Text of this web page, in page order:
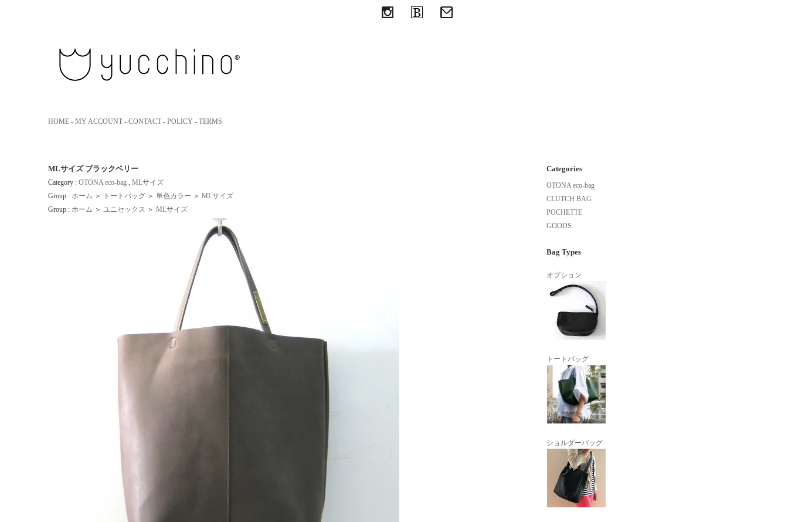
HOME - MY ACCOUNT - CONTACT - POLICY - TERMS
MLサイズ ブラックベリー
Category : OTONA eco-bag , MLサイズ
Group : ホーム ＞ トートバッグ ＞ 単色カラー ＞ MLサイズ
Group : ホーム ＞ ユニセックス ＞ MLサイズ
Categories
OTONA eco-bag
CLUTCH BAG
POCHETTE
GOODS
Bag Types
オプション
トートバッグ
ショルダーバッグ